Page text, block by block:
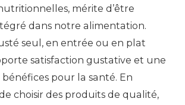
mérite d’être
dans notre alimentation.
seul, en entrée ou en plat
satisfaction gustative et une
pour la santé. En
choisir des produits de qualité,